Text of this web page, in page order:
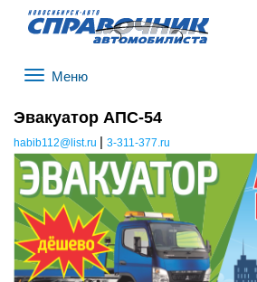
Эвакуатор АПС-54
habib112@list.ru | 3-311-377.ru